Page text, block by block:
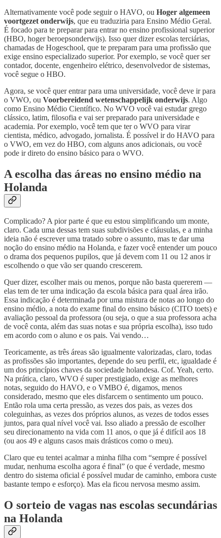
Alternativamente você pode seguir o HAVO, ou Hoger algemeen
voortgezet onderwijs, que eu traduziria para Ensino Médio Geral.
É focado para te preparar para entrar no ensino profissional superior
(HBO, hoger beroepsonderwijs). Isso quer dizer escolas terciárias,
chamadas de Hogeschool, que te preparam para uma profissão que
exige ensino especializado superior. Por exemplo, se você quer ser
contador, docente, engenheiro elétrico, desenvolvedor de sistemas,
você segue o HBO.
Agora, se você quer entrar para uma universidade, você deve ir para
o VWO, ou Voorbereidend wetenschappelijk onderwijs. Algo
como Ensino Médio Científico. No WVO você vai estudar grego
clássico, latim, filosofia e vai ser preparado para universidade e
academia. Por exemplo, você tem que ter o WVO para virar
cientista, médico, advogado, jornalista. É possível ir do HAVO para
o VWO, em vez do HBO, com alguns anos adicionais, ou você
pode ir direto do ensino básico para o WVO.
A escolha das áreas no ensino médio na
Holanda
Complicado? A pior parte é que eu estou simplificando um monte,
claro. Cada uma dessas tem suas subdivisões e cláusulas, e a minha
ideia não é escrever uma tratado sobre o assunto, mas te dar uma
noção do ensino médio na Holanda, e fazer você entender um pouco
o drama dos pequenos pupilos, que já devem com 11 ou 12 anos ir
escolhendo o que vão ser quando crescerem.
Quer dizer, escolher mais ou menos, porque não basta quererem —
elas tem de ter uma indicação da escola básica para qual área irão.
Essa indicação é determinada por uma mistura de notas ao longo do
ensino médio, a nota do exame final do ensino básico (CITO toets) e
avaliação pessoal da professora (ou seja, o que a sua professora acha
de você conta, além das suas notas e sua própria escolha), isso tudo
em acordo com o aluno e os pais. Vai vendo…
Teoricamente, as três áreas são igualmente valorizadas, claro, todas
as profissões são importantes, depende do seu perfil, etc, igualdade é
um dos princípios chaves da sociedade holandesa. Cof. Yeah, certo.
Na prática, claro, WVO é super prestigiado, exige as melhores
notas, seguido do HAVO, e o VMBO é, digamos, menos
considerado, mesmo que eles disfarcem o sentimento um pouco.
Então rola uma certa pressão, as vezes dos pais, as vezes dos
coleguinhas, as vezes dos próprios alunos, as vezes de todos esses
juntos, para qual nível você vai. Isso aliado a pressão de escolher
seu direcionamento na vida com 11 anos, o que já é difícil aos 18
(ou aos 49 e alguns casos mais drásticos como o meu).
Claro que eu tentei acalmar a minha filha com “sempre é possível
mudar, nenhuma escolha agora é final” (o que é verdade, mesmo
dentro do sistema oficial é possível mudar de caminho, embora custe
bastante tempo e esforço). Mas ela ficou nervosa mesmo assim.
O sorteio de vagas nas escolas secundárias
na Holanda